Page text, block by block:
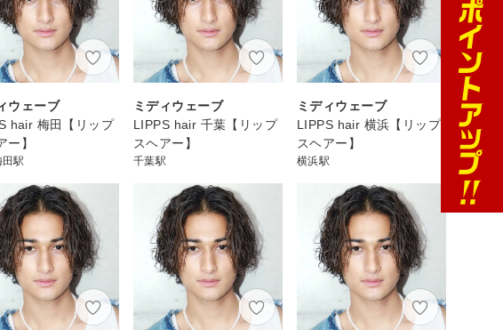
ウェーブ
hair 梅田【リップ
ー】
田駅
ミディウェーブ
LIPPS hair 千葉【リップ
スヘアー】
千葉駅
ミディウェーブ
LIPPS hair 横浜【リップ
スヘアー】
横浜駅